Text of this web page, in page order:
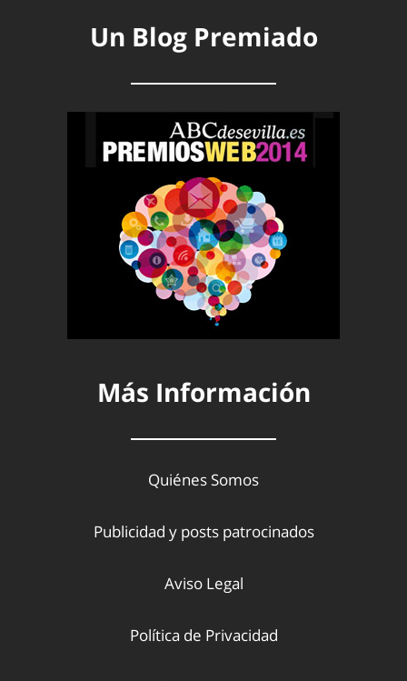
Un Blog Premiado
Más Información
Quiénes Somos
Publicidad y posts patrocinados
Aviso Legal
Política de Privacidad